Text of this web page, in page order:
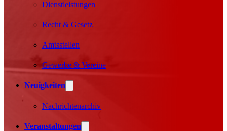
Dienstleistungen
Recht & Gesetz
Amtsstellen
Gewerbe & Vereine
Neuigkeiten
Nachrichtenarchiv
Veranstaltungen